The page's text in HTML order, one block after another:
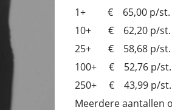
1+ € 65,00 p/st.
10+ € 62,20 p/st.
25+ € 58,68 p/st.
100+ € 52,76 p/st.
250+ € 43,99 p/st.
Meerdere aantallen